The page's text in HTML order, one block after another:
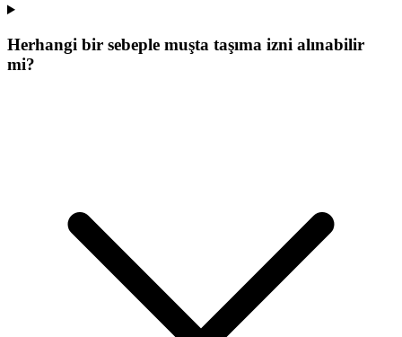
Herhangi bir sebeple muşta taşıma izni alınabilir
mi?